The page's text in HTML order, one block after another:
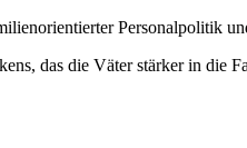
Personalpolitik
das die Väter stärker in die